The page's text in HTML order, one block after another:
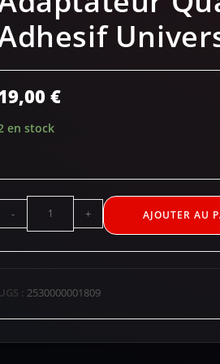
€
en stock
- + AJOUTER AU
: 2530000001809